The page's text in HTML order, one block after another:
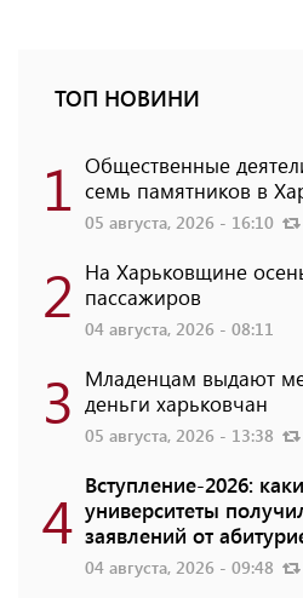
ТОП НОВИНИ
1 Общественные
семь памятников в
05 августа, 2026 - 16:10
2 На Харьковщине
пассажиров
04 августа, 2026 - 08:11
3 Младенцам выдают
деньги харьковчан
05 августа, 2026 - 13:38
4 Вступление-2026:
университеты
заявлений от
04 августа, 2026 - 09:48